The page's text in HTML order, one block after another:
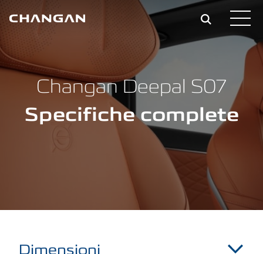
Changan Deepal S07
Specifiche complete
Dimensioni